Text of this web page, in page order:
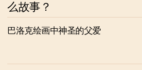
么故事？
巴洛克绘画中神圣的父爱